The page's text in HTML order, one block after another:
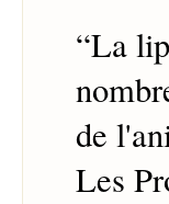
“La
de
Les